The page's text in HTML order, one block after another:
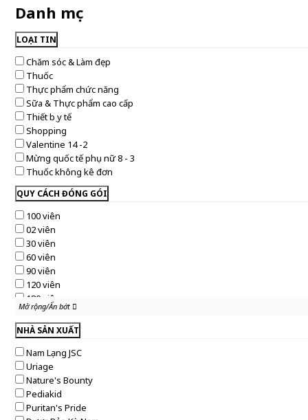
Danh mục
LOẠI TIN
Chăm sóc & Làm đẹp
Thuốc
Thực phẩm chức năng
Sữa & Thực phẩm cao cấp
Thiết bị y tế
Shopping
Valentine 14 -2
Mừng quốc tế phụ nữ 8 - 3
Thuốc không kê đơn
QUY CÁCH ĐÓNG GÓI
100 viên
02 viên
30 viên
60 viên
90 viên
120 viên
180 viên
365 viên
250 viên
45 viên
50ml
100ml
150ml
250ml
300ml
Mở rộng/Ẩn bớt
Mở rộng/Ẩn bớt
NHÀ SẢN XUẤT
Nam Lạng JSC
Uriage
Nature's Bounty
Pediakid
Puritan's Pride